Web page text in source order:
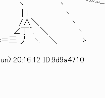
ヽ 丶 ｀ﾞ"'''ｰ
| i 丶
丶
. ＼ 丶
ヽ. ＼ ゝ
20:16:12 ID:9d9a4710